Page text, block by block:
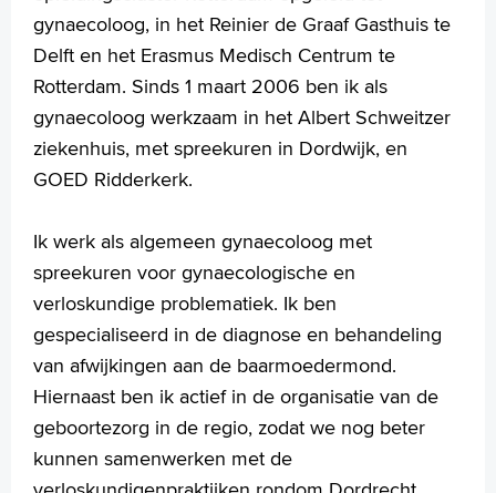
Onderzoeken
Wachttijden
Folders
Specialismen
Werken en leren
Medewerkers
Contact
MijnASz
gynaecoloog, in het Reinier de Graaf Gasthuis te
Delft en het Erasmus Medisch Centrum te
Rotterdam. Sinds 1 maart 2006 ben ik als
gynaecoloog werkzaam in het Albert Schweitzer
ziekenhuis, met spreekuren in Dordwijk, en
GOED Ridderkerk.
Ik werk als algemeen gynaecoloog met
spreekuren voor gynaecologische en
verloskundige problematiek. Ik ben
gespecialiseerd in de diagnose en behandeling
van afwijkingen aan de baarmoedermond.
Hiernaast ben ik actief in de organisatie van de
geboortezorg in de regio, zodat we nog beter
kunnen samenwerken met de